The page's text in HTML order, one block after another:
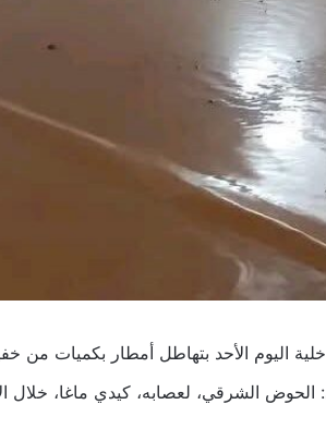
اليوم الأحد بتهاطل أمطار بكميات
الشرقي، لعصابه، كيدي ماغا، خلال